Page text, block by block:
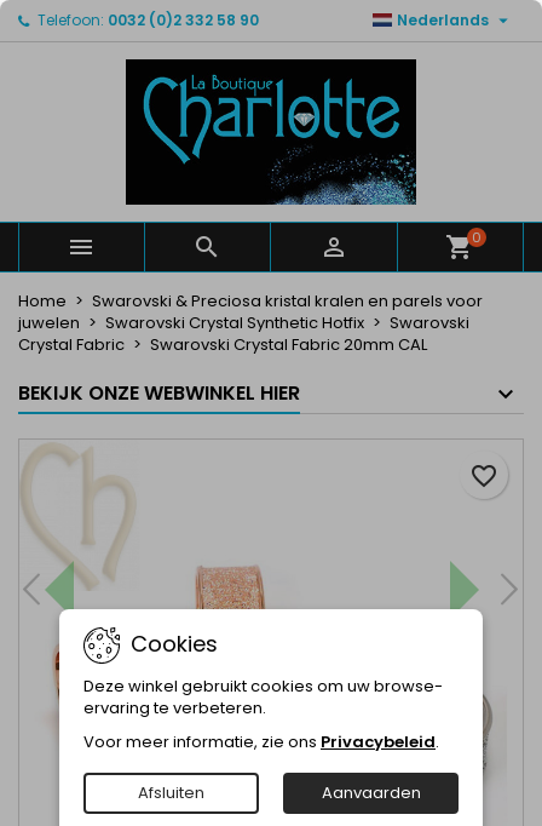
Telefoon: 0032 (0)2 332 58 90 Nederlands 
   0
Home
Swarovski & Preciosa kristal kralen en parels voor
juwelen
Swarovski Crystal Synthetic Hotfix
Swarovski
Crystal Fabric
Swarovski Crystal Fabric 20mm CAL
BEKIJK ONZE WEBWINKEL HIER
favorite_border
Mijn verlanglijsten ×
Maak een lijst
Maak een verlanglijst ×
Verlanglijst naam
Annuleren Maak een verlanglijst
Inloggen ×
U moet ingelogd zijn om producten in uw verlanglijst
Annuleren Inloggen
Cookies
Deze winkel gebruikt cookies om uw browse-
ervaring te verbeteren.
Voor meer informatie, zie ons Privacybeleid.
Afsluiten Aanvaarden